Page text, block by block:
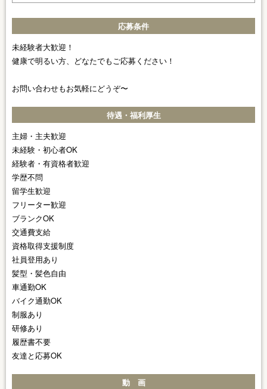
応募条件
未経験者大歓迎！
健康で明るい方、どなたでもご応募ください！
お問い合わせもお気軽にどうぞ〜
待遇・福利厚生
主婦・主夫歓迎
未経験・初心者OK
経験者・有資格者歓迎
学歴不問
留学生歓迎
フリーター歓迎
ブランクOK
交通費支給
資格取得支援制度
社員登用あり
髪型・髪色自由
車通勤OK
バイク通勤OK
制服あり
研修あり
履歴書不要
友達と応募OK
動 画